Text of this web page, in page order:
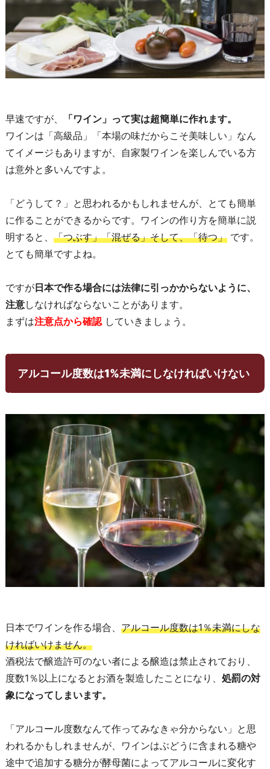
早速ですが、
「ワイン」って実は超簡単に作れます。
ワインは「高級品」「本場の味だからこそ美味しい」なん
てイメージもありますが、自家製ワインを楽しんでいる方
は意外と多いんですよ。
「どうして？」と思われるかもしれませんが、とても簡単
に作ることができるからです。ワインの作り方を簡単に説
明すると、 「つぶす」「混ぜる」そして、「待つ」 です。
とても簡単ですよね。
ですが日本で作る場合には法律に引っかからないように、
注意しなければならないことがあります。
まずは注意点から確認していきましょう。
アルコール度数は1%未満にしなければいけない
日本でワインを作る場合、 アルコール度数は1％未満にしな
ければいけません。
酒税法で醸造許可のない者による醸造は禁止されており、
度数1％以上になるとお酒を製造したことになり、 処罰の対
象になってしまいます。
「アルコール度数なんて作ってみなきゃ分からない」と思
われるかもしれませんが、ワインはぶどうに含まれる糖や
途中で追加する糖分が酵母菌によってアルコールに変化す